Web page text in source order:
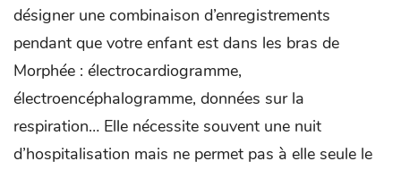
désigner une combinaison d’enregistrements
pendant que votre enfant est dans les bras de
Morphée : électrocardiogramme,
électroencéphalogramme, données sur la
respiration… Elle nécessite souvent une nuit
d’hospitalisation mais ne permet pas à elle seule le